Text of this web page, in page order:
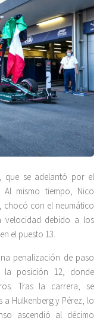
que se adelantó por el
mismo tiempo, Nico
chocó con el neumático
velocidad debido a los
el puesto 13.
penalización de paso
posición 12, donde
Tras la carrera, se
a Hulkenberg y Pérez, lo
ascendió al décimo